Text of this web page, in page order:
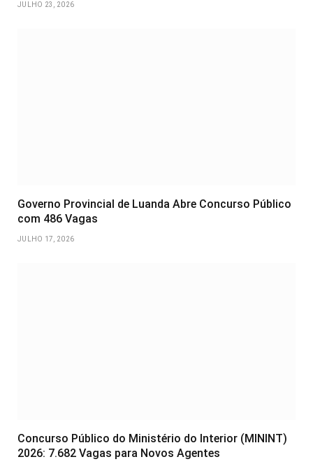
JULHO 23, 2026
Governo Provincial de Luanda Abre Concurso Público
com 486 Vagas
JULHO 17, 2026
Concurso Público do Ministério do Interior (MININT)
2026: 7.682 Vagas para Novos Agentes